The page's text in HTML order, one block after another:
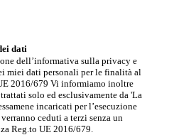
dati
dell’informativa sulla privacy e
miei dati personali per le finalità al
2016/679 Vi informiamo inoltre
solo ed esclusivamente da 'La
incaricati per l’esecuzione
ceduti a terzi senza un
Reg.to UE 2016/679.